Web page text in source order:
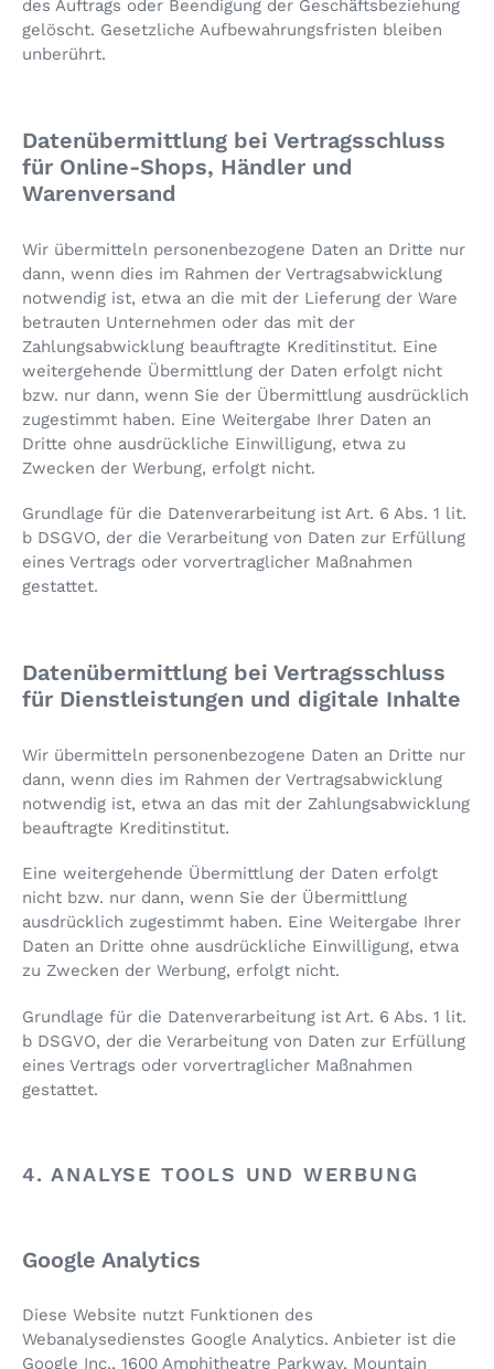
des Auftrags oder Beendigung der Geschäftsbeziehung
gelöscht. Gesetzliche Aufbewahrungsfristen bleiben
unberührt.
Datenübermittlung bei Vertragsschluss
für Online-Shops, Händler und
Warenversand
Wir übermitteln personenbezogene Daten an Dritte nur
dann, wenn dies im Rahmen der Vertragsabwicklung
notwendig ist, etwa an die mit der Lieferung der Ware
betrauten Unternehmen oder das mit der
Zahlungsabwicklung beauftragte Kreditinstitut. Eine
weitergehende Übermittlung der Daten erfolgt nicht
bzw. nur dann, wenn Sie der Übermittlung ausdrücklich
zugestimmt haben. Eine Weitergabe Ihrer Daten an
Dritte ohne ausdrückliche Einwilligung, etwa zu
Zwecken der Werbung, erfolgt nicht.
Grundlage für die Datenverarbeitung ist Art. 6 Abs. 1 lit.
b DSGVO, der die Verarbeitung von Daten zur Erfüllung
eines Vertrags oder vorvertraglicher Maßnahmen
gestattet.
Datenübermittlung bei Vertragsschluss
für Dienstleistungen und digitale Inhalte
Wir übermitteln personenbezogene Daten an Dritte nur
dann, wenn dies im Rahmen der Vertragsabwicklung
notwendig ist, etwa an das mit der Zahlungsabwicklung
beauftragte Kreditinstitut.
Eine weitergehende Übermittlung der Daten erfolgt
nicht bzw. nur dann, wenn Sie der Übermittlung
ausdrücklich zugestimmt haben. Eine Weitergabe Ihrer
Daten an Dritte ohne ausdrückliche Einwilligung, etwa
zu Zwecken der Werbung, erfolgt nicht.
Grundlage für die Datenverarbeitung ist Art. 6 Abs. 1 lit.
b DSGVO, der die Verarbeitung von Daten zur Erfüllung
eines Vertrags oder vorvertraglicher Maßnahmen
gestattet.
4. ANALYSE TOOLS UND WERBUNG
Google Analytics
Diese Website nutzt Funktionen des
Webanalysedienstes Google Analytics. Anbieter ist die
Google Inc., 1600 Amphitheatre Parkway, Mountain